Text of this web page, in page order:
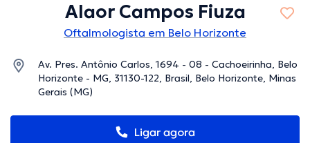
Alaor Campos Fiuza
Oftalmologista em Belo Horizonte
Av. Pres. Antônio Carlos, 1694 - 08 - Cachoeirinha, Belo
Horizonte - MG, 31130-122, Brasil, Belo Horizonte, Minas
Gerais (MG)
Ligar agora